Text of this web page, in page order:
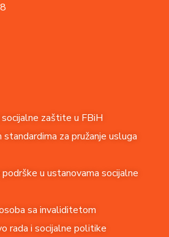
zaštite u FBiH
za pružanje usluga
podrške u ustanovama socijalne
soba sa invaliditetom
rada i socijalne politike